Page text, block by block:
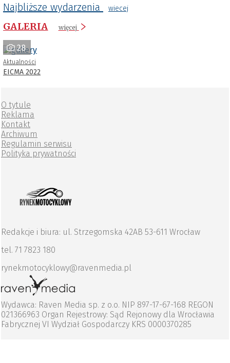
Najbliższe wydarzenia
wiecej
GALERIA więcej
28
Aktualności
EICMA 2022
O tytule
Reklama
Kontakt
Archiwum
Regulamin serwisu
Polityka prywatności
Redakcje i biura: ul. Strzegomska 42AB 53-611 Wrocław
tel. 71 7823 180
rynekmotocyklowy@ravenmedia.pl
Wydawca: Raven Media sp. z o.o. NIP 897-17-67-168 REGON
021366963 Organ Rejestrowy: Sąd Rejonowy dla Wrocławia
Fabrycznej VI Wydział Gospodarczy KRS 0000370285